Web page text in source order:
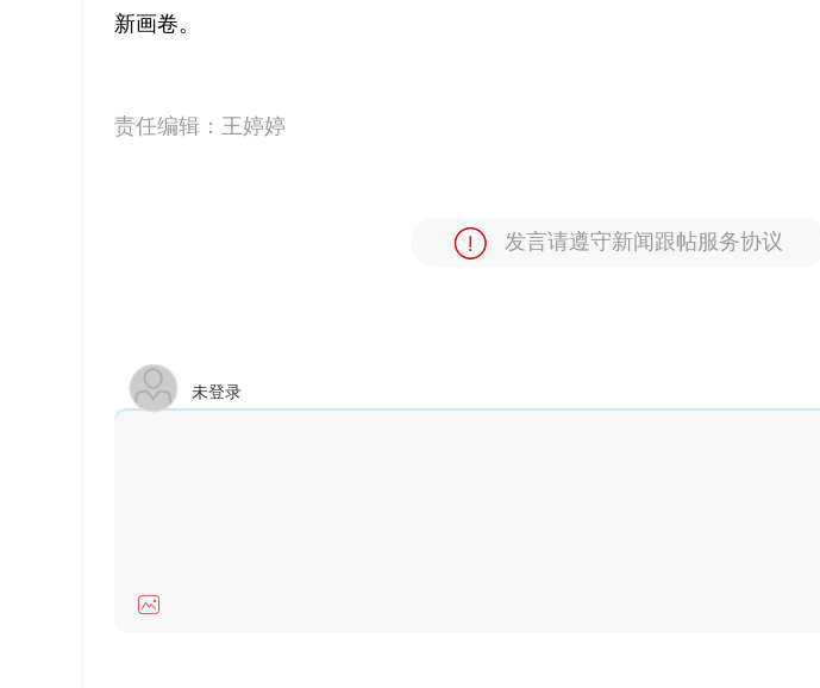
新画卷。
责任编辑： 王婷婷
发言请遵守新闻跟帖服务协议
未登录